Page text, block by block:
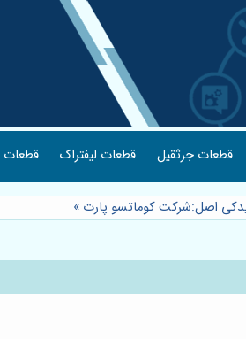
قطعات جرثقیل قطعات لیفتراک
یدکی اصل:شرکت کوماتسو پارت »